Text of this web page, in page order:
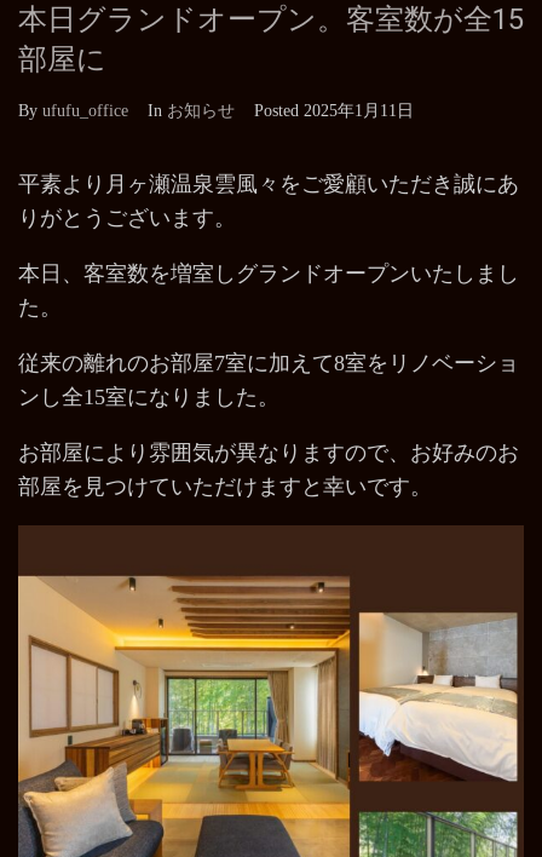
本日グランドオープン。客室数が全15
部屋に
By ufufu_office In お知らせ Posted 2025年1月11日
平素より月ヶ瀬温泉雲風々をご愛顧いただき誠にあ
りがとうございます。
本日、客室数を増室しグランドオープンいたしまし
た。
従来の離れのお部屋7室に加えて8室をリノベーショ
ンし全15室になりました。
お部屋により雰囲気が異なりますので、お好みのお
部屋を見つけていただけますと幸いです。